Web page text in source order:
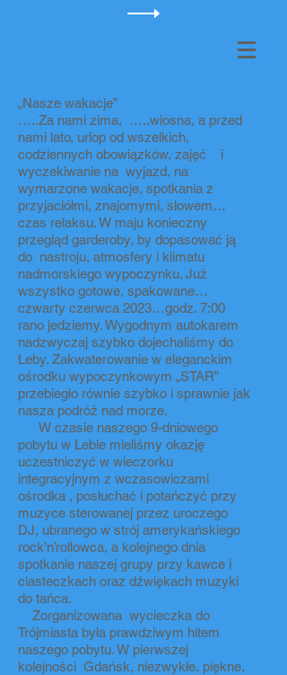
„Nasze wakacje”
…..Za nami zima, …..wiosna, a przed
nami lato, urlop od wszelkich,
codziennych obowiązków, zajęć i
wyczekiwanie na wyjazd, na
wymarzone wakacje, spotkania z
przyjaciółmi, znajomymi, słowem…
czas relaksu. W maju konieczny
przegląd garderoby, by dopasować ją
do nastroju, atmosfery i klimatu
nadmorskiego wypoczynku. Już
wszystko gotowe, spakowane…
czwarty czerwca 2023…godz. 7:00
rano jedziemy. Wygodnym autokarem
nadzwyczaj szybko dojechaliśmy do
Łeby. Zakwaterowanie w eleganckim
ośrodku wypoczynkowym „STAR”
przebiegło równie szybko i sprawnie jak
nasza podróż nad morze.
W czasie naszego 9-dniowego
pobytu w Łebie mieliśmy okazję
uczestniczyć w wieczorku
integracyjnym z wczasowiczami
ośrodka , posłuchać i potańczyć przy
muzyce sterowanej przez uroczego
DJ, ubranego w strój amerykańskiego
rock’n’rollowca, a kolejnego dnia
spotkanie naszej grupy przy kawce i
ciasteczkach oraz dźwiękach muzyki
do tańca.
Zorganizowana wycieczka do
Trójmiasta była prawdziwym hitem
naszego pobytu. W pierwszej
kolejności Gdańsk, niezwykłe, piękne,